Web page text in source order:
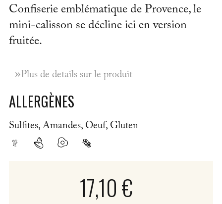
Confiserie emblématique de Provence, le
mini-calisson se décline ici en version
fruitée.
»Plus de details sur le produit
ALLERGÈNES
Sulfites, Amandes, Oeuf, Gluten
17,10 €